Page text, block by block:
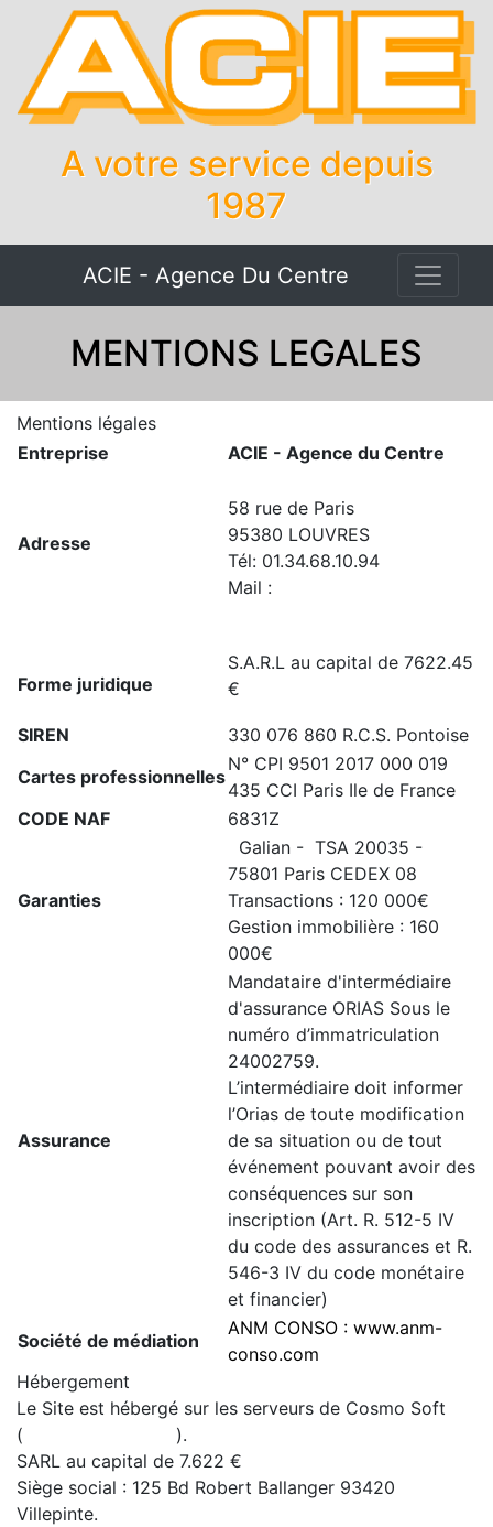
A votre service depuis
1987
ACIE - Agence Du Centre
MENTIONS LEGALES
Mentions légales
Entreprise
ACIE - Agence du Centre
Adresse
58 rue de Paris
95380 LOUVRES
Tél: 01.34.68.10.94
Mail :
Forme juridique
S.A.R.L au capital de 7622.45
€
SIREN
330 076 860 R.C.S. Pontoise
Cartes professionnelles
N° CPI 9501 2017 000 019
435 CCI Paris Ile de France
CODE NAF
6831Z
Garanties
Galian - TSA 20035 -
75801 Paris CEDEX 08
Transactions : 120 000€
Gestion immobilière : 160
000€
Assurance
Mandataire d'intermédiaire
d'assurance ORIAS Sous le
numéro d’immatriculation
24002759.
L’intermédiaire doit informer
l’Orias de toute modification
de sa situation ou de tout
événement pouvant avoir des
conséquences sur son
inscription (Art. R. 512-5 IV
du code des assurances et R.
546-3 IV du code monétaire
et financier)
Société de médiation
ANM CONSO : www.anm-
conso.com
Hébergement
Le Site est hébergé sur les serveurs de Cosmo Soft
(
).
SARL au capital de 7.622 €
Siège social : 125 Bd Robert Ballanger 93420
Villepinte.